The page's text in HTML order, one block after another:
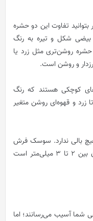
تفاوت این دو حشره
شکل و تیره‌ به رنگ
حشره روشن‌تری مثل زرد یا
و روشن است.
کوچکی هستند که رنگ
زرد و قهوه‌ای روشن متغیر
بالی ندارد. سوسک فرش
بسیار کوچک است به‌طوری که طول بدن آن بین 2 تا 3 میلی‌متر است
شما آسیب می‌رسانند؛ اما